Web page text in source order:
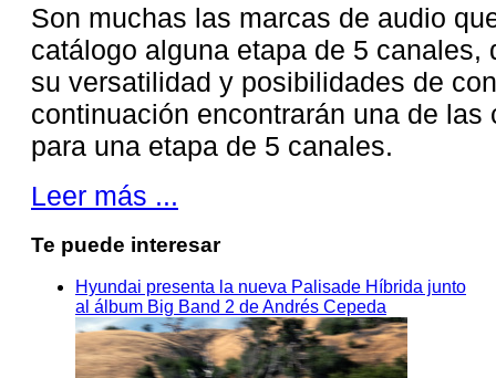
Son muchas las marcas de audio
catálogo alguna etapa de 5 canales,
su versatilidad y posibilidades de
continuación encontrarán una de
para una etapa de 5 canales.
Leer más ...
Te puede interesar
Hyundai presenta la nueva Palisade Híbrida junto
al álbum Big Band 2 de Andrés Cepeda